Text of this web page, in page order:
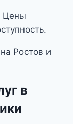
Цены
Ростов и
в